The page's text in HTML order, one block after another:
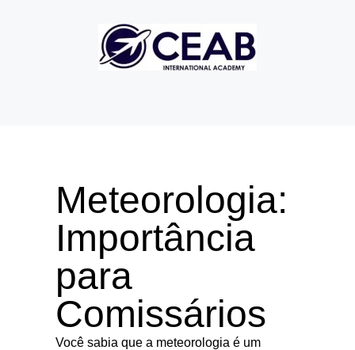
Meteorologia:
Importância
para
Comissários
Você sabia que a meteorologia é um